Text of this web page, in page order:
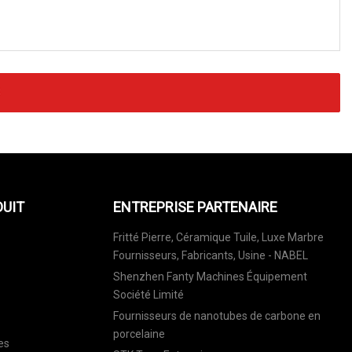
ENTREPRISE PARTENAIRE
Fritté Pierre, Céramique Tuile, Luxe Marbre
Fournisseurs, Fabricants, Usine - NABEL
Shenzhen Fanty Machines Équipement
Société Limité
Fournisseurs de nanotubes de carbone en
porcelaine